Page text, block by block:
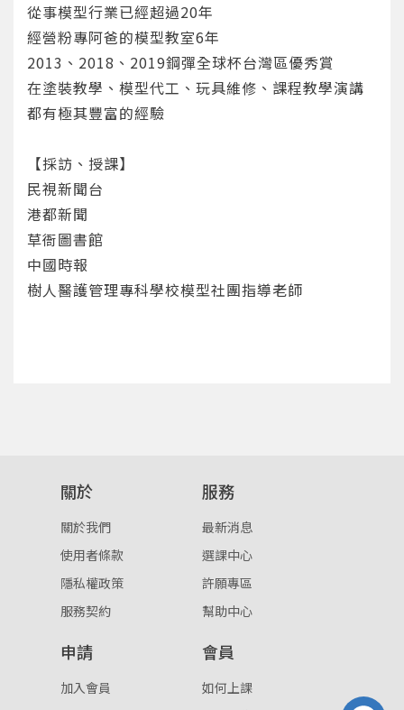
註冊
按下註冊即代表你同意我們的使用者條款
您將收到一封Email，請依照信件中的指示重新登
入。
點擊下方「確定」將前一位使用者強制登出。
從事模型行業已經超過20年
經營粉專阿爸的模型教室6年
2013、2018、2019鋼彈全球杯台灣區優秀賞
在塗裝教學、模型代工、玩具維修、課程教學演講
都有極其豐富的經驗
【採訪、授課】
民視新聞台
港都新聞
草衙圖書館
中國時報
樹人醫護管理專科學校模型社團指導老師
關於
關於我們
使用者條款
隱私權政策
服務契約
服務
最新消息
選課中心
許願專區
幫助中心
申請
加入會員
會員
如何上課